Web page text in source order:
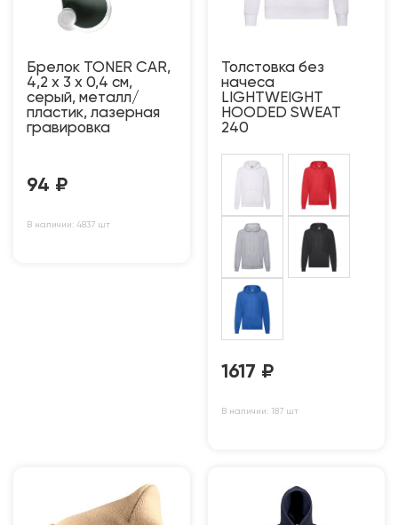
Брелок TONER CAR,
4,2 x 3 x 0,4 см,
серый, металл/
пластик, лазерная
гравировка
94 ₽
В наличии: 4837 шт
Толстовка без
начеса
LIGHTWEIGHT
HOODED SWEAT
240
1617 ₽
В наличии: 187 шт